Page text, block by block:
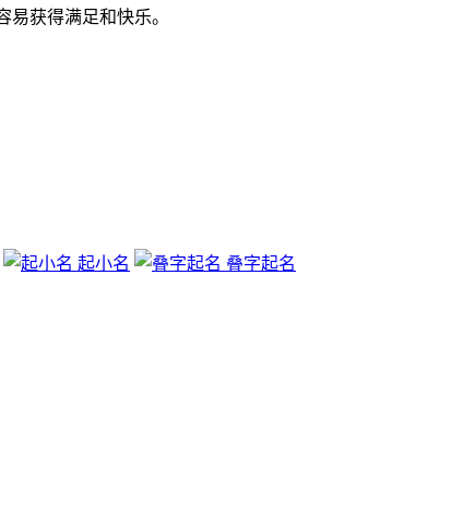
获得满足和快乐。
起小名
叠字起名